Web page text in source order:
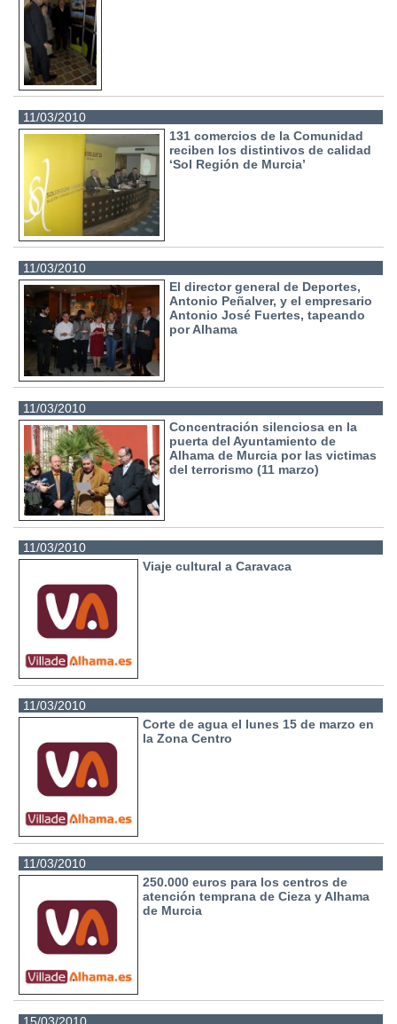
11/03/2010
131 comercios de la Comunidad
reciben los distintivos de calidad
‘Sol Región de Murcia’
11/03/2010
El director general de Deportes,
Antonio Peñalver, y el empresario
Antonio José Fuertes, tapeando
por Alhama
11/03/2010
Concentración silenciosa en la
puerta del Ayuntamiento de
Alhama de Murcia por las victimas
del terrorismo (11 marzo)
11/03/2010
Viaje cultural a Caravaca
11/03/2010
Corte de agua el lunes 15 de marzo en
la Zona Centro
11/03/2010
250.000 euros para los centros de
atención temprana de Cieza y Alhama
de Murcia